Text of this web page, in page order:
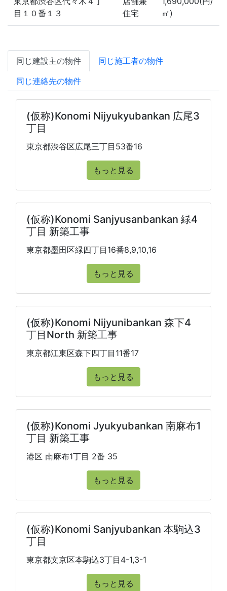
目１０番１３
住宅
㎡)
同じ建設主の物件
同じ施工者の物件
同じ連絡先の物件
(仮称)Konomi Nijyukyubankan 広尾3
丁目
東京都渋谷区広尾三丁目53番16
もっと見る
(仮称)Konomi Sanjyusanbankan 緑4
丁目 新築工事
東京都墨田区緑四丁目16番8,9,10,16
もっと見る
(仮称)Konomi Nijyunibankan 森下4
丁目North 新築工事
東京都江東区森下四丁目11番17
もっと見る
(仮称)Konomi Jyukyubankan 南麻布1
丁目 新築工事
港区 南麻布1丁目 2番 35
もっと見る
(仮称)Konomi Sanjyubankan 本駒込3
丁目
東京都文京区本駒込3丁目4-1,3-1
もっと見る